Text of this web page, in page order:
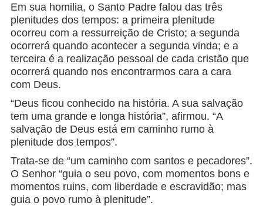
Em sua homilia, o Santo Padre falou das três
plenitudes dos tempos: a primeira plenitude
ocorreu com a ressurreição de Cristo; a segunda
ocorrerá quando acontecer a segunda vinda; e a
terceira é a realização pessoal de cada cristão que
ocorrerá quando nos encontrarmos cara a cara
com Deus.
“Deus ficou conhecido na história. A sua salvação
tem uma grande e longa história”, afirmou. “A
salvação de Deus está em caminho rumo à
plenitude dos tempos”.
Trata-se de “um caminho com santos e pecadores”.
O Senhor “guia o seu povo, com momentos bons e
momentos ruins, com liberdade e escravidão; mas
guia o povo rumo à plenitude”.